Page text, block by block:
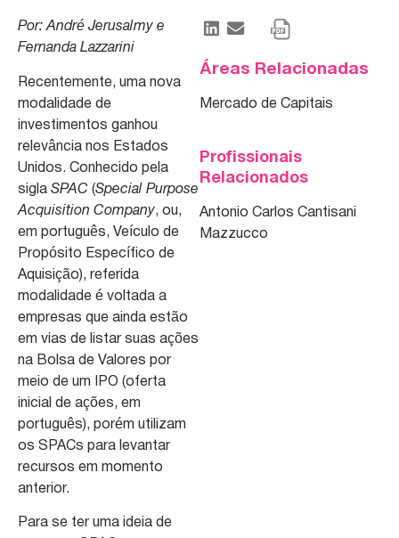
Por: André Jerusalmy e
Fernanda Lazzarini
Recentemente, uma nova
modalidade de
investimentos ganhou
relevância nos Estados
Unidos. Conhecido pela
sigla SPAC (Special Purpose
Acquisition Company, ou,
em português, Veículo de
Propósito Específico de
Aquisição), referida
modalidade é voltada a
empresas que ainda estão
em vias de listar suas ações
na Bolsa de Valores por
meio de um IPO (oferta
inicial de ações, em
português), porém utilizam
os SPACs para levantar
recursos em momento
anterior.
Para se ter uma ideia de
Áreas Relacionadas
Mercado de Capitais
Profissionais
Relacionados
Antonio Carlos Cantisani
Mazzucco